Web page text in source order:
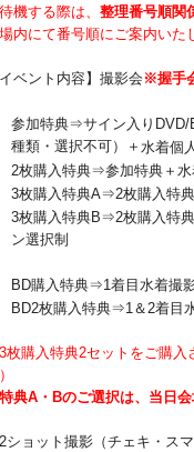
機する際は、 整理番号順関
内にて番号順にご案内いた
イベント内容】撮影会 ※握手
参加特典⇒サイン入りDVD/
種類・選択不可）＋ 水着個
2枚購入特典⇒参加特典＋
3枚購入特典A⇒2枚購入特
3枚購入特典B⇒2枚購入特典
ン選択制
BD購入特典⇒1着目水着撮
BD2枚購入特典⇒1＆2着目
枚購入特典2セットをご購入
典A・Bのご選択は、当日会
ョット撮影（チェキ・スマ